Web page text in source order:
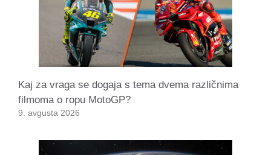
Kaj za vraga se dogaja s tema dvema različnima
filmoma o ropu MotoGP?
9. avgusta 2026